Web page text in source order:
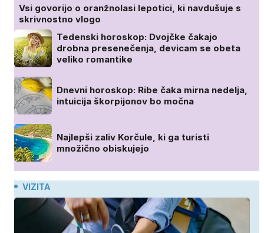
Vsi govorijo o oranžnolasi lepotici, ki navdušuje s
skrivnostno vlogo
Tedenski horoskop: Dvojčke čakajo
drobna presenečenja, devicam se obeta
veliko romantike
Dnevni horoskop: Ribe čaka mirna nedelja,
intuicija škorpijonov bo močna
Najlepši zaliv Korčule, ki ga turisti
množično obiskujejo
VIZITA